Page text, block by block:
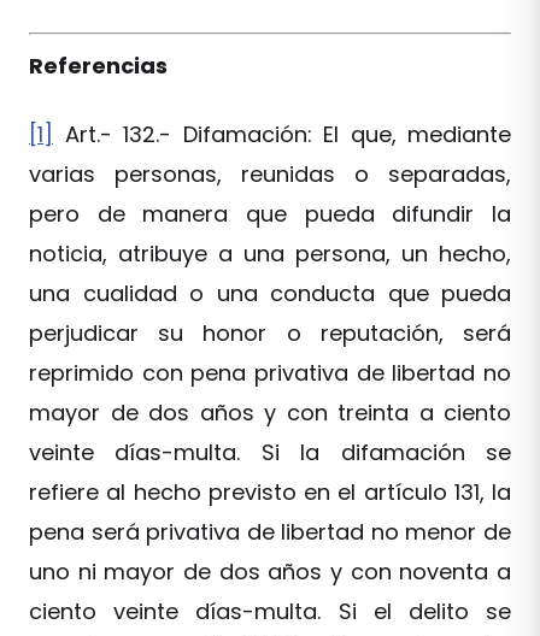
Referencias
[1] Art.- 132.- Difamación: El que, mediante
varias personas, reunidas o separadas,
pero de manera que pueda difundir la
noticia, atribuye a una persona, un hecho,
una cualidad o una conducta que pueda
perjudicar su honor o reputación, será
reprimido con pena privativa de libertad no
mayor de dos años y con treinta a ciento
veinte días-multa. Si la difamación se
refiere al hecho previsto en el artículo 131, la
pena será privativa de libertad no menor de
uno ni mayor de dos años y con noventa a
ciento veinte días-multa. Si el delito se